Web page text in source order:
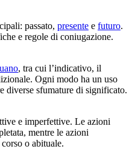
passato, presente e futuro.
e regole di coniugazione.
, tra cui l’indicativo, il
Ogni modo ha un uso
diverse sfumature di significato.
e imperfettive. Le azioni
mentre le azioni
o abituale.